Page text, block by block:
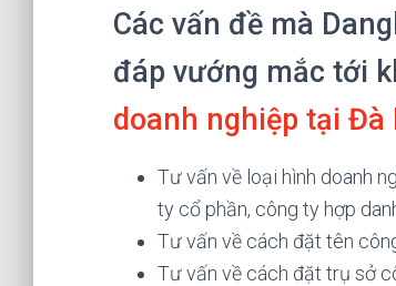
Các vấn đề mà
đáp vướng mắc tới
doanh nghiệp tại Đà
Tư vấn về loại hình doanh
ty cổ phần, công ty hợp
Tư vấn về cách đặt tên
Tư vấn về cách đặt trụ sở